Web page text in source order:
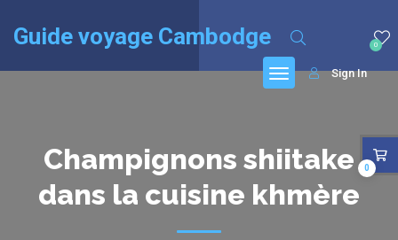
Guide voyage Cambodge 0
Sign In
Champignons shiitake
dans la cuisine khmère
0